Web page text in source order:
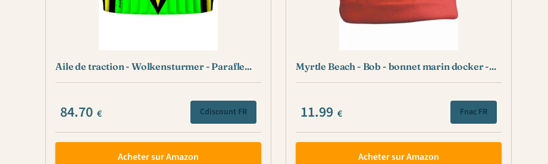
Aile de traction - Wolkensturmer - Parafle...
84.70 € Cdiscount FR
Acheter sur Amazon
Myrtle Beach - Bob - bonnet marin docker -...
11.99 € Fnac FR
Acheter sur Amazon